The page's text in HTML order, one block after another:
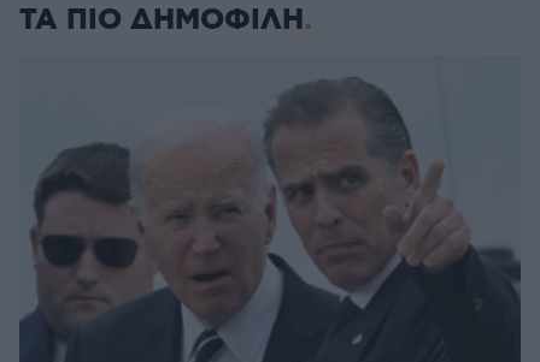
ΤΑ ΠΙΟ ΔΗΜΟΦΙΛΗ